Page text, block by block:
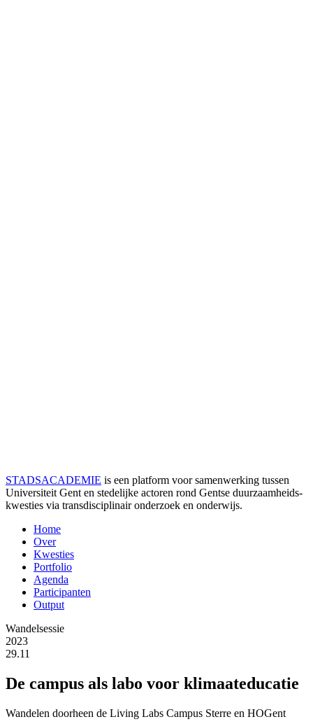
STADSACADEMIE is een platform voor samenwerking tussen
Universiteit Gent en stedelijke actoren rond Gentse duurzaamheids­
kwesties via transdisciplinair onderzoek en onderwijs.
Home
Over
Kwesties
Portfolio
Agenda
Participanten
Output
Wandelsessie
2023
29.11
De campus als labo voor klimaateducatie
Wandelen doorheen de Living Labs Campus Sterre en HOGent